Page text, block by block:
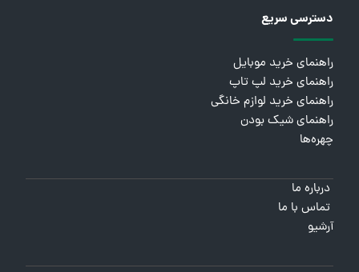
دسترسی سریع
راهنمای خرید موبایل
راهنمای خرید لپ تاپ
راهنمای خرید لوازم خانگی
راهنمای شیک بودن
چهره‌ها
درباره ما
تماس با ما
آرشیو